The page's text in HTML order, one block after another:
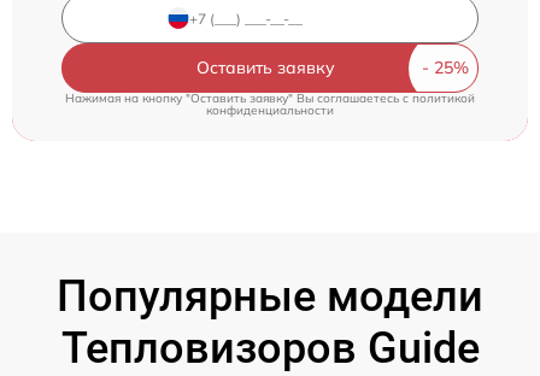
Оставить заявку
Нажимая на кнопку "Оставить заявку" Вы соглашаетесь c политикой
конфиденциальности
Популярные модели
Тепловизоров Guide